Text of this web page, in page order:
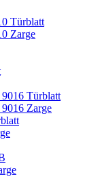
Türblatt
Zarge
Türblatt
Zarge